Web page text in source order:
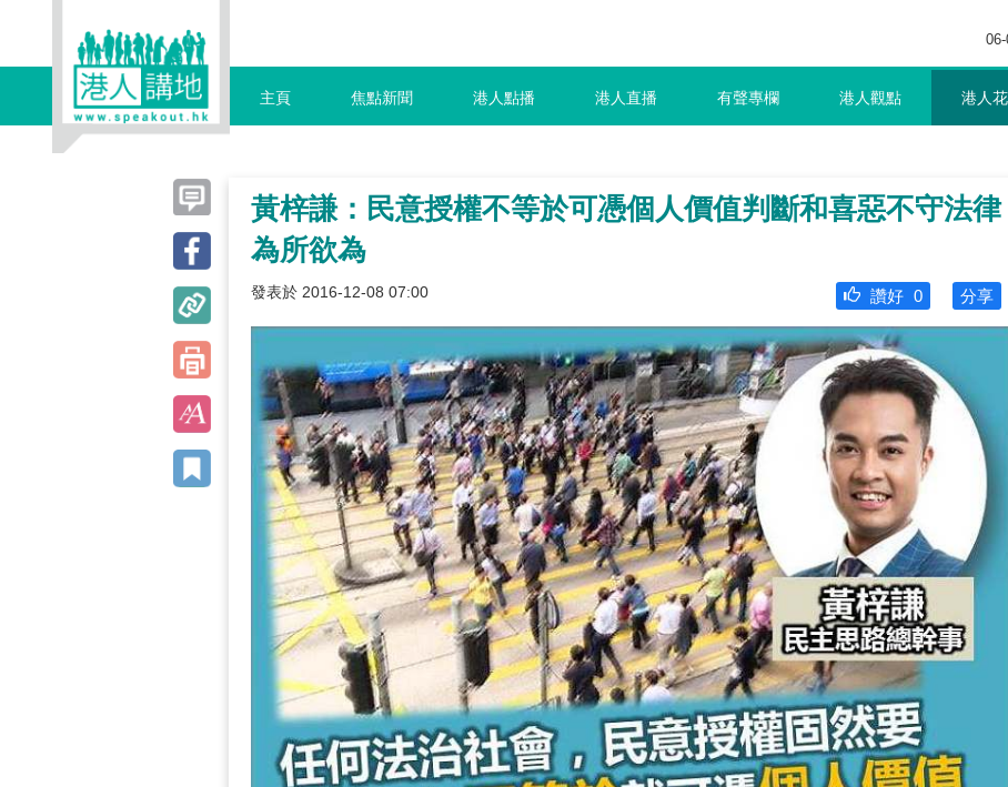
主頁 焦點新聞 港人點播 港人直播 有聲專欄 港人觀點 港人
黃梓謙：民意授權不等於可憑個人價值判斷和喜惡不守法律
為所欲為
發表於 2016-12-08 07:00 分享
讚好 0